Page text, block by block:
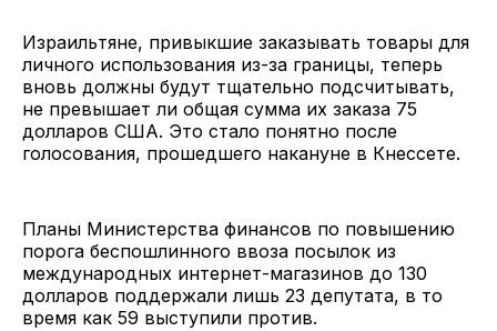
Израильтяне, привыкшие заказывать товары для
личного использования из-за границы, теперь
вновь должны будут тщательно подсчитывать,
не превышает ли общая сумма их заказа 75
долларов США. Это стало понятно после
голосования, прошедшего накануне в Кнессете.
Планы Министерства финансов по повышению
порога беспошлинного ввоза посылок из
международных интернет-магазинов до 130
долларов поддержали лишь 23 депутата, в то
время как 59 выступили против.